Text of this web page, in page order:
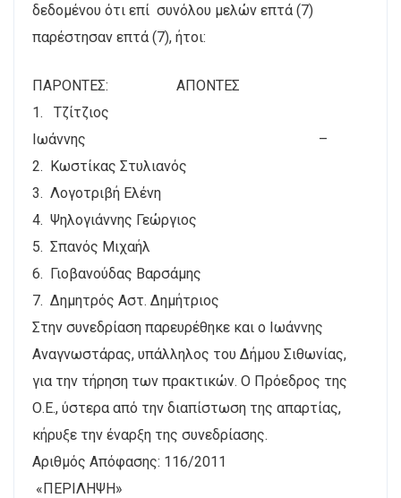
δεδομένου ότι επί συνόλου μελών επτά (7)
παρέστησαν επτά (7), ήτοι:
ΠΑΡΟΝΤΕΣ: AΠΟΝTEΣ
1. Τζίτζιος
Ιωάννης –
2. Κωστίκας Στυλιανός
3. Λογοτριβή Ελένη
4. Ψηλογιάννης Γεώργιος
5. Σπανός Μιχαήλ
6. Γιοβανούδας Βαρσάμης
7. Δημητρός Αστ. Δημήτριος
Στην συνεδρίαση παρευρέθηκε και ο Ιωάννης
Αναγνωστάρας, υπάλληλος του Δήμου Σιθωνίας,
για την τήρηση των πρακτικών. Ο Πρόεδρος της
Ο.Ε., ύστερα από την διαπίστωση της απαρτίας,
κήρυξε την έναρξη της συνεδρίασης.
Αριθμός Απόφασης: 116/2011
«ΠΕΡΙΛΗΨΗ»